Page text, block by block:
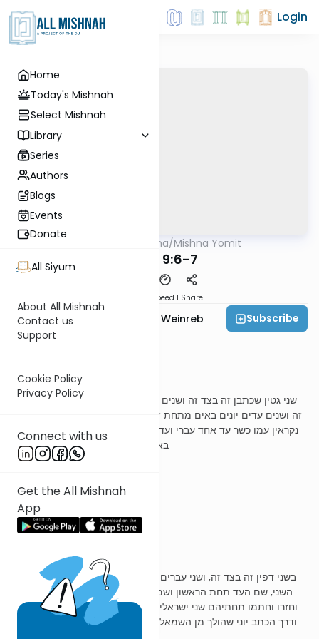
Home
Today's Mishnah
Select Mishnah
Library
Series
Authors
Blogs
Events
Donate
All Siyum
About All Mishnah
Contact us
Support
Cookie Policy
Privacy Policy
Connect with us
Get the All Mishnah
App
Login
AllMishna/Mishna Yomit
Gittin 9:6-7
Speed 1 Share
Rabbi Dr. Tzvi Hersh Weinreb
Subscribe
משנה ו
שני גטין שכתבן זה בצד זה ושנים עדים עברים באים מתחת זה לתחת
זה ושנים עדים יונים באים מתחת זה לתחת זה את שהעדים הראשונים
נקראין עמו כשר עד אחד עברי ועד אחד יוני עד אחד עברי ועד אחד יוני
באין מתחת זה לתחת זה שניהן פסולין
ר' עובדיה מברטנורא
שני גיטין שכתבן
בשני דפין זה בצד זה, ושני עברים חתומים מתחת הגט הראשון לתחת
השני, שם העד תחת הראשון ושם אביו תחת השני. וכן עד שני תחתיו,
וחזרו וחתמו תחתיהם שני ישראלים הדרים בארץ יון, וחתמו בכתב יוני,
ודרך הכתב יוני שהולך מן השמאל אל הימין, נמצא שם העד תחת הגט